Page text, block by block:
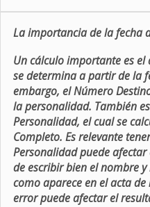
La importancia de la fecha
Un cálculo importante es
se determina a partir de la
embargo, el Número
la personalidad. También
Personalidad, el cual se
Completo. Es relevante
Personalidad puede
de escribir bien el nombre
como aparece en el acta
error puede afectar el